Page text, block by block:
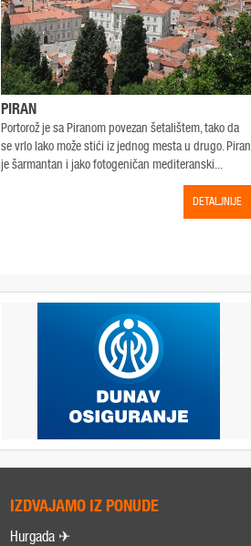
PIRAN
Portorož je sa Piranom povezan šetalištem, tako da
se vrlo lako može stići iz jednog mesta u drugo. Piran
je šarmantan i jako fotogeničan mediteranski...
DETALJNIJE
IZDVAJAMO IZ PONUDE
Hurgada ✈